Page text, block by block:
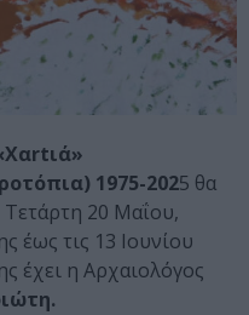
1975-2025 θα
20 Μαΐου,
έως τις 13 Ιουνίου
έχει η Αρχαιολόγος